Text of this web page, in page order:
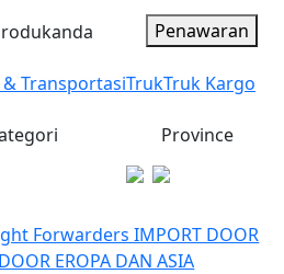
Penawaran
TransportasiTrukTruk Kargo
Province
Forwarders IMPORT DOOR
EROPA DAN ASIA